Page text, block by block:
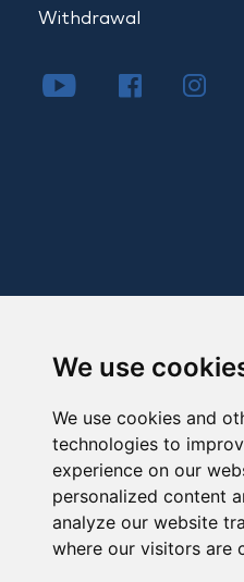
We use
We use cookies and
technologies to
experience on our
personalized content
analyze our website
where our visitors are
Withdrawal